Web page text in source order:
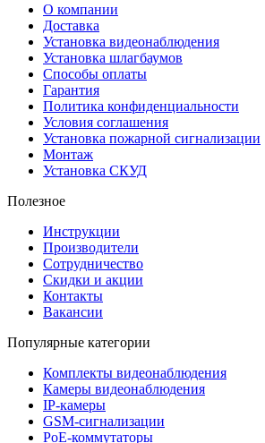
О компании
Доставка
Установка видеонаблюдения
Установка шлагбаумов
Способы оплаты
Гарантия
Политика конфиденциальности
Условия соглашения
Установка пожарной сигнализации
Монтаж
Установка СКУД
Полезное
Инструкции
Производители
Сотрудничество
Скидки и акции
Контакты
Вакансии
Популярные категории
Комплекты видеонаблюдения
Камеры видеонаблюдения
IP-камеры
GSM-сигнализации
PoE-коммутаторы